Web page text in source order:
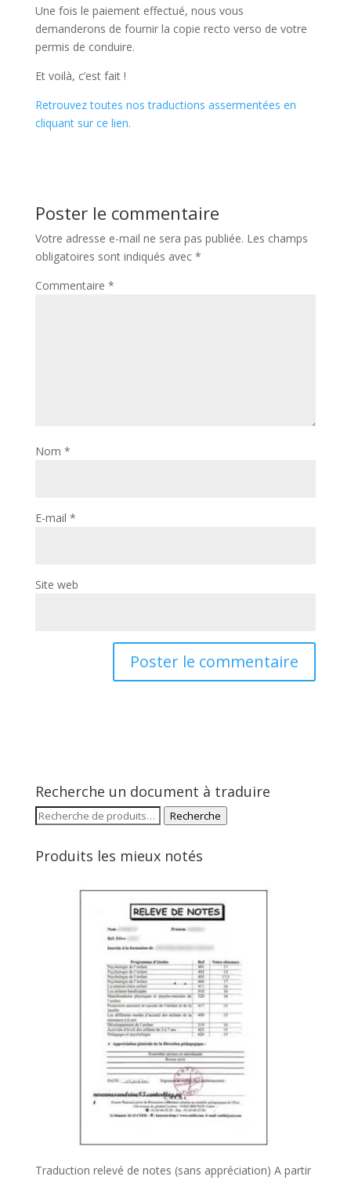
Une fois le paiement effectué, nous vous
demanderons de fournir la copie recto verso de votre
permis de conduire.
Et voilà, c’est fait !
Retrouvez toutes nos traductions assermentées en
cliquant sur ce lien.
Poster le commentaire
Votre adresse e-mail ne sera pas publiée. Les champs
obligatoires sont indiqués avec *
Commentaire *
Nom *
E-mail *
Site web
Recherche un document à traduire
Recherche
Recherche
Produits les mieux notés
Traduction relevé de notes (sans appréciation) A partir